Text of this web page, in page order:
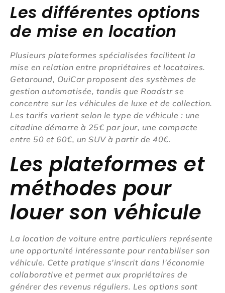
Les différentes options
de mise en location
Plusieurs plateformes spécialisées facilitent la
mise en relation entre propriétaires et locataires.
Getaround, OuiCar proposent des systèmes de
gestion automatisée, tandis que Roadstr se
concentre sur les véhicules de luxe et de collection.
Les tarifs varient selon le type de véhicule : une
citadine démarre à 25€ par jour, une compacte
entre 50 et 60€, un SUV à partir de 40€.
Les plateformes et
méthodes pour
louer son véhicule
La location de voiture entre particuliers représente
une opportunité intéressante pour rentabiliser son
véhicule. Cette pratique s'inscrit dans l'économie
collaborative et permet aux propriétaires de
générer des revenus réguliers. Les options sont